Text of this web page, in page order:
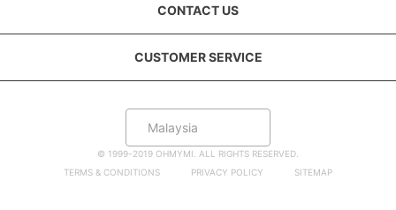
CONTACT US
CUSTOMER SERVICE
Malaysia
© 1999-2019 OHMYMI. ALL RIGHTS RESERVED.
TERMS & CONDITIONS
PRIVACY POLICY SITEMAP